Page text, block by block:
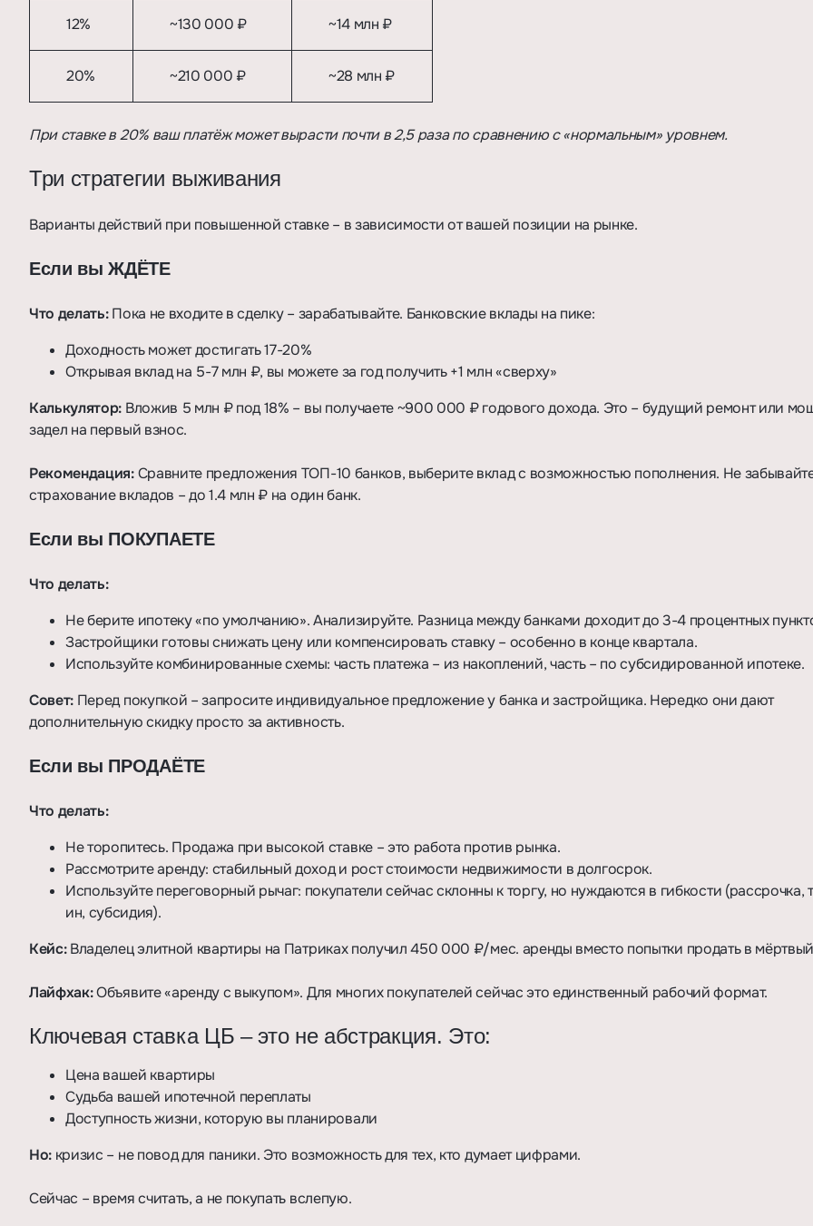
12% ~130 000 ₽ ~14 млн ₽
20% ~210 000 ₽ ~28 млн ₽
При ставке в 20% ваш платёж может вырасти почти в 2,5 раза по сравнению с «нормальным» уровнем.
Три стратегии выживания
Варианты действий при повышенной ставке – в зависимости от вашей позиции на рынке.
Если вы ЖДЁТЕ
Что делать:Пока не входите в сделку – зарабатывайте. Банковские вклады на пике:
Доходность может достигать 17-20%
Открывая вклад на 5-7 млн ₽, вы можете за год получить +1 млн «сверху»
Калькулятор: Вложив 5 млн ₽ под 18% – вы получаете ~900 000 ₽ годового дохода. Это – будущий ремонт или
задел на первый взнос.
Рекомендация:Сравните предложения ТОП-10 банков, выберите вклад с возможностью пополнения. Не
страхование вкладов – до 1.4 млн ₽ на один банк.
Если вы ПОКУПАЕТЕ
Что делать:
Не берите ипотеку «по умолчанию». Анализируйте. Разница между банками доходит до 3-4 процентных
Застройщики готовы снижать цену или компенсировать ставку – особенно в конце квартала.
Используйте комбинированные схемы: часть платежа – из накоплений, часть – по субсидированной ипотеке.
Совет: Перед покупкой – запросите индивидуальное предложение у банка и застройщика. Нередко они дают
дополнительную скидку просто за активность.
Если вы ПРОДАЁТЕ
Что делать:
Не торопитесь. Продажа при высокой ставке – это работа против рынка.
Рассмотрите аренду: стабильный доход и рост стоимости недвижимости в долгосрок.
Используйте переговорный рычаг: покупатели сейчас склонны к торгу, но нуждаются в гибкости (рассрочка,
ин, субсидия).
Кейс:Владелец элитной квартиры на Патриках получил 450 000 ₽/мес. аренды вместо попытки продать в
Лайфхак:Объявите «аренду с выкупом». Для многих покупателей сейчас это единственный рабочий формат.
Ключевая ставка ЦБ – это не абстракция. Это:
Цена вашей квартиры
Судьба вашей ипотечной переплаты
Доступность жизни, которую вы планировали
Но: кризис – не повод для паники. Это возможность для тех, кто думает цифрами.
Сейчас – время считать, а не покупать вслепую.